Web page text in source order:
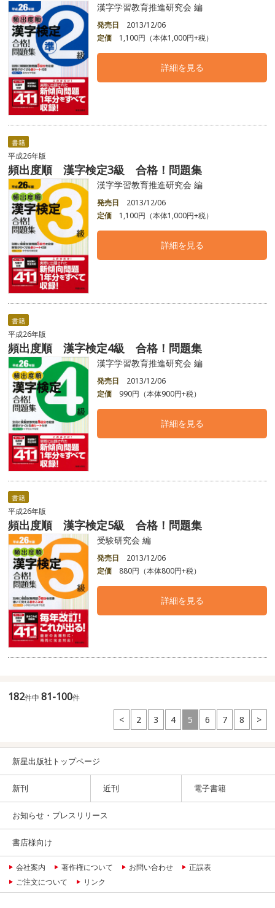
漢字学習教育推進研究会 編
発売日
2013/12/06
定価
1,100円（本体1,000円+税）
詳細を見る
書籍
平成26年版
頻出度順 漢字検定3級 合格！問題集
漢字学習教育推進研究会 編
発売日
2013/12/06
定価
1,100円（本体1,000円+税）
詳細を見る
書籍
平成26年版
頻出度順 漢字検定4級 合格！問題集
漢字学習教育推進研究会 編
発売日
2013/12/06
定価
990円（本体900円+税）
詳細を見る
書籍
平成26年版
頻出度順 漢字検定5級 合格！問題集
受験研究会 編
発売日
2013/12/06
定価
880円（本体800円+税）
詳細を見る
182件中81-100件
< 2 3 4 5 6 7 8 >
新星出版社トップページ
新刊 近刊 電子書籍
お知らせ・プレスリリース
書店様向け
会社案内 著作権について お問い合わせ
正誤表
ご注文について
リンク